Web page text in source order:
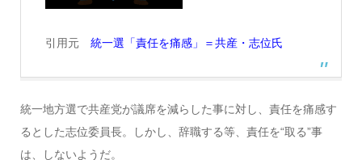
引用元 統一選「責任を痛感」＝共産・志位氏
統一地方選で共産党が議席を減らした事に対し、責任を痛感す
るとした志位委員長。しかし、辞職する等、責任を“取る”事
は、しないようだ。